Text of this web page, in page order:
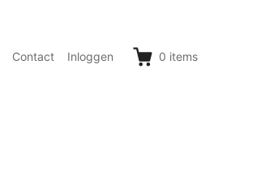
Contact Inloggen 0 items